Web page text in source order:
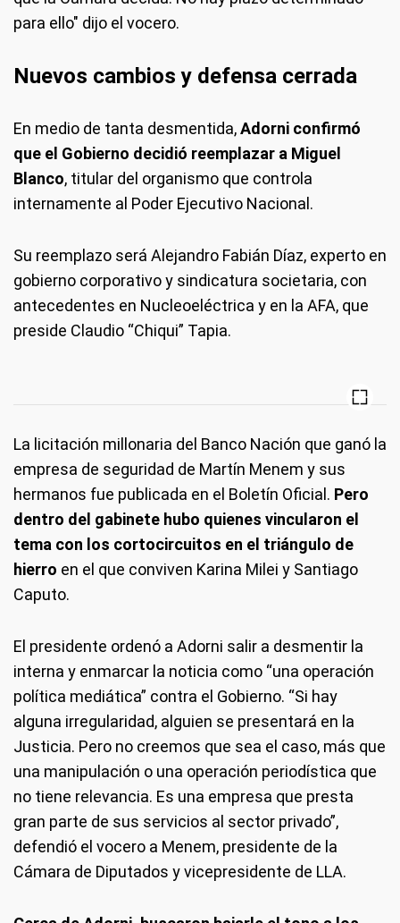
para ello" dijo el vocero.
Nuevos cambios y defensa cerrada
En medio de tanta desmentida,Adorni confirmó
que el Gobierno decidió reemplazar a Miguel
Blanco, titular del organismo que controla
internamente al Poder Ejecutivo Nacional.
Su reemplazo será Alejandro Fabián Díaz, experto en
gobierno corporativo y sindicatura societaria, con
antecedentes en Nucleoeléctrica y en la AFA, que
preside Claudio “Chiqui” Tapia.
La licitación millonaria del Banco Nación que ganó la
empresa de seguridad de Martín Menem y sus
hermanos fue publicada en el Boletín Oficial. Pero
dentro del gabinete hubo quienes vincularon el
tema con los cortocircuitos en el triángulo de
hierro en el que conviven Karina Milei y Santiago
Caputo.
El presidente ordenó a Adorni salir a desmentir la
interna y enmarcar la noticia como “una operación
política mediática” contra el Gobierno. “Si hay
alguna irregularidad, alguien se presentará en la
Justicia. Pero no creemos que sea el caso, más que
una manipulación o una operación periodística que
no tiene relevancia. Es una empresa que presta
gran parte de sus servicios al sector privado”,
defendió el vocero a Menem, presidente de la
Cámara de Diputados y vicepresidente de LLA.